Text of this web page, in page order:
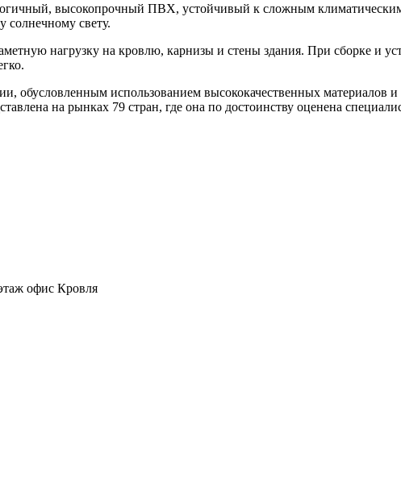
высокопрочный ПВХ, устойчивый к сложным
свету.
нагрузку на кровлю, карнизы и стены здания. При сборке и
обусловленным использованием высококачественных материалов
на рынках 79 стран, где она по достоинству оценена
офис Кровля